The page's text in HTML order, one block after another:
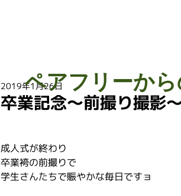
卒業記念〜前撮り撮影
2019年1月26日
成人式が終わり
卒業袴の前撮りで
学生さんたちで賑やかな毎日ですョ
ペアフリーから